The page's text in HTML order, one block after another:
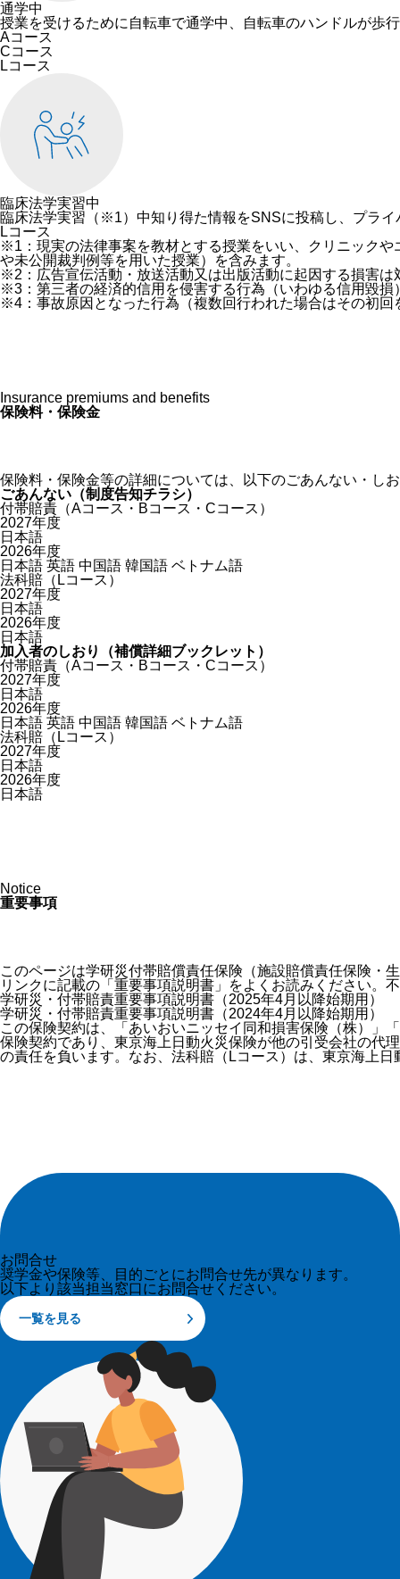
通学中
授業を受けるために自転車で通学中、自転車のハンドルが歩
Aコース
Cコース
Lコース
臨床法学実習中
臨床法学実習（※1）中知り得た情報をSNSに投稿し、プラ
Lコース
※1：現実の法律事案を教材とする授業をいい、クリニック
や未公開裁判例等を用いた授業）を含みます。
※2：広告宣伝活動・放送活動又は出版活動に起因する損害は
※3：第三者の経済的信用を侵害する行為（いわゆる信用毀損
※4：事故原因となった行為（複数回行われた場合はその初
Insurance premiums and benefits
保険料・保険金
保険料・保険金等の詳細については、以下のごあんない・し
ごあんない（制度告知チラシ）
付帯賠責（Aコース・Bコース・Cコース）
2027年度
日本語
2026年度
日本語 英語 中国語 韓国語 ベトナム語
法科賠（Lコース）
2027年度
日本語
2026年度
日本語
加入者のしおり（補償詳細ブックレット）
付帯賠責（Aコース・Bコース・Cコース）
2027年度
日本語
2026年度
日本語 英語 中国語 韓国語 ベトナム語
法科賠（Lコース）
2027年度
日本語
2026年度
日本語
Notice
重要事項
このページは学研災付帯賠償責任保険（施設賠償責任保険・
リンクに記載の「重要事項説明書」をよくお読みください。
学研災・付帯賠責重要事項説明書（2025年4月以降始期用）
学研災・付帯賠責重要事項説明書（2024年4月以降始期用）
この保険契約は、「あいおいニッセイ同和損害保険（株）」
保険契約であり、東京海上日動火災保険が他の引受会社の代
の責任を負います。なお、法科賠（Lコース）は、東京海上
お問合せ
奨学金や保険等、目的ごとにお問合せ先が異なります。
以下より該当担当窓口にお問合せください。
一覧を見る